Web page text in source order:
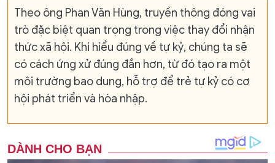
Theo ông Phan Văn Hùng, truyền thông đóng vai
trò đặc biệt quan trọng trong việc thay đổi nhận
thức xã hội. Khi hiểu đúng về tự kỷ, chúng ta sẽ
có cách ứng xử đúng đắn hơn, từ đó tạo ra một
môi trường bao dung, hỗ trợ để trẻ tự kỷ có cơ
hội phát triển và hòa nhập.